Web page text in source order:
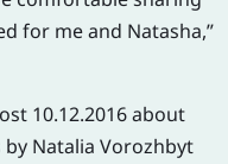
for me and Natasha,”
10.12.2016 about
Natalia Vorozhbyt